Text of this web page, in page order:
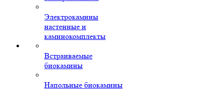
Электрокамины
настенные и
каминокомплекты
Встраиваемые
биокамины
Напольные биокамины